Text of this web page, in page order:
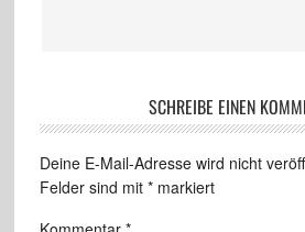
SCHREIBE EINEN
Deine E-Mail-Adresse wird nicht
Felder sind mit *markiert